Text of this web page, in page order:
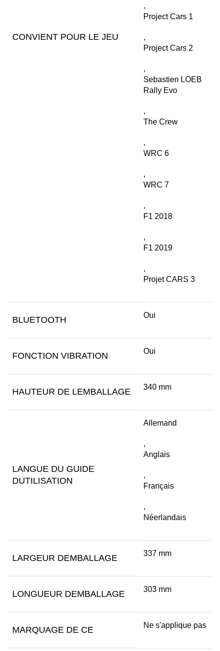
CONVIENT POUR LE JEU
,
Project Cars 1
,
Project Cars 2
,
Sebastien LOEB
Rally Evo
,
The Crew
,
WRC 6
,
WRC 7
,
F1 2018
,
F1 2019
,
Projet CARS 3
BLUETOOTH Oui
FONCTION VIBRATION Oui
HAUTEUR DE LEMBALLAGE 340 mm
LANGUE DU GUIDE
DUTILISATION
Allemand
,
Anglais
,
Français
,
Néerlandais
LARGEUR DEMBALLAGE 337 mm
LONGUEUR DEMBALLAGE 303 mm
MARQUAGE DE CE Ne s'applique pas